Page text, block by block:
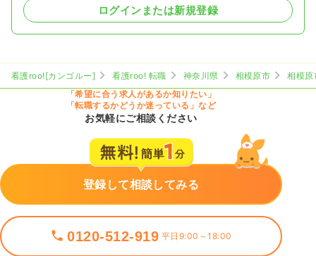
ログインまたは新規登録
看護roo![カンゴルー] 看護roo! 転職 神奈川県 相模原市
相模原
「希望に合う求人があるか知りたい」
「転職するかどうか迷っている」など
お気軽にご相談ください
登録して相談してみる
0120-512-919 平日9:00～18:00